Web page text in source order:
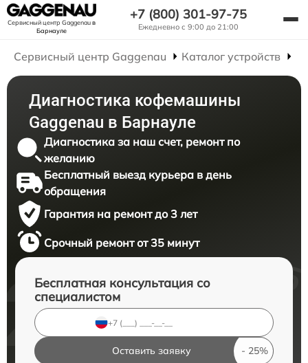
Сервисный центр Gaggenauв
Барнауле
+7 (800) 301-97-75
Ежедневно с 9:00 до 21:00
Сервисный центр Gaggenau Каталог устройств
Диагностика кофемашины
Gaggenau в Барнауле
Диагностика за наш счет, ремонт по
желанию
Бесплатный выезд курьера в день
обращения
Гарантия на ремонт до 3 лет
Срочный ремонт от 35 минут
Бесплатная консультация со
специалистом
Оставить заявку